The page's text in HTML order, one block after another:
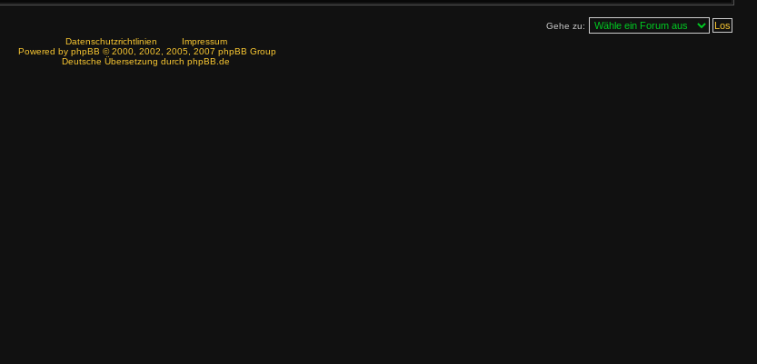
Gehe zu:
Datenschutzrichtlinien
Impressum
Powered by phpBB © 2000, 2002, 2005, 2007 phpBB Group
Deutsche Übersetzung durch phpBB.de